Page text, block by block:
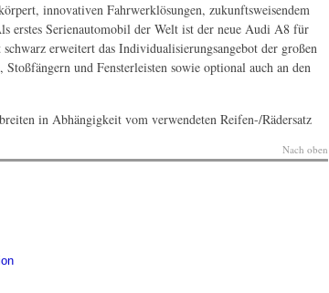
innovativen Fahrwerklösungen, zukunftsweisendem
erstes Serienautomobil der Welt ist der neue Audi A8 für
erweitert das Individualisierungsangebot der großen
und Fensterleisten sowie optional auch an den
in Abhängigkeit vom verwendeten Reifen-/Rädersatz
Nach oben